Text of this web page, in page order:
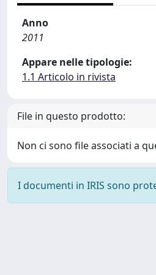
Anno
2011
Appare nelle tipologie:
1.1 Articolo in rivista
File in questo prodotto:
Non ci sono file associati a
I documenti in IRIS sono